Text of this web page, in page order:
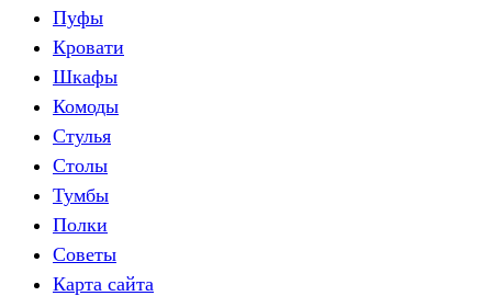
Пуфы
Кровати
Шкафы
Комоды
Стулья
Столы
Тумбы
Полки
Советы
Карта сайта